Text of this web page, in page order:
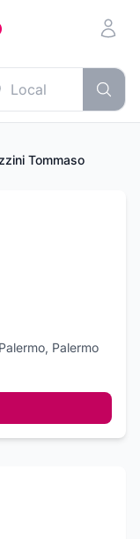
Tommaso
Palermo